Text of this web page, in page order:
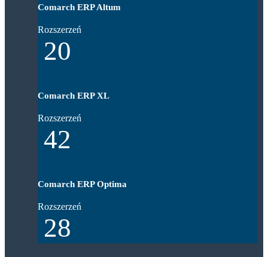
Comarch ERP Altum
Rozszerzeń
20
Comarch ERP XL
Rozszerzeń
42
Comarch ERP Optima
Rozszerzeń
28